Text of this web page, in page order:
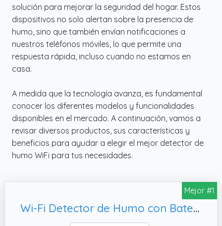
solución para mejorar la seguridad del hogar. Estos
dispositivos no solo alertan sobre la presencia de
humo, sino que también envían notificaciones a
nuestros teléfonos móviles, lo que permite una
respuesta rápida, incluso cuando no estamos en
casa.
A medida que la tecnología avanza, es fundamental
conocer los diferentes modelos y funcionalidades
disponibles en el mercado. A continuación, vamos a
revisar diversos productos, sus características y
beneficios para ayudar a elegir el mejor detector de
humo WiFi para tus necesidades.
Mejor #1
Wi-Fi Detector de Humo con Batería de 10 Años, 1 Pieza